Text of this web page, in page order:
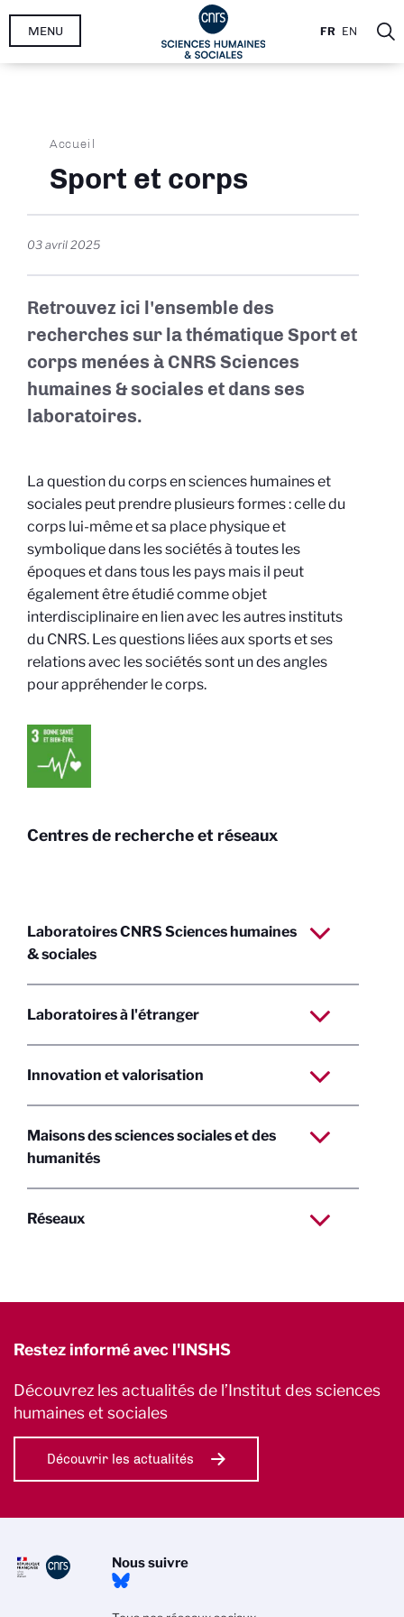
Aller
FR EN
MENU
Fil
d'Ariane
Accueil
Sport et corps
03 avril 2025
Retrouvez ici l'ensemble des
recherches sur la thématique Sport et
corps menées à CNRS Sciences
humaines & sociales et dans ses
laboratoires.
La question du corps en sciences humaines et
sociales peut prendre plusieurs formes : celle du
corps lui-même et sa place physique et
symbolique dans les sociétés à toutes les
époques et dans tous les pays mais il peut
également être étudié comme objet
interdisciplinaire en lien avec les autres instituts
du CNRS. Les questions liées aux sports et ses
relations avec les sociétés sont un des angles
pour appréhender le corps.
Centres de recherche et réseaux
Laboratoires CNRS Sciences humaines
& sociales
Laboratoires à l'étranger
Innovation et valorisation
Maisons des sciences sociales et des
humanités
Réseaux
Restez informé avec l'INSHS
Découvrez les actualités de l’Institut des sciences
humaines et sociales
Découvrir les actualités
Nous suivre